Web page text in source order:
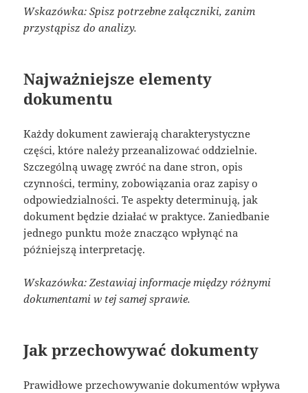
Wskazówka: Spisz potrzebne załączniki, zanim
przystąpisz do analizy.
Najważniejsze elementy
dokumentu
Każdy dokument zawierają charakterystyczne
części, które należy przeanalizować oddzielnie.
Szczególną uwagę zwróć na dane stron, opis
czynności, terminy, zobowiązania oraz zapisy o
odpowiedzialności. Te aspekty determinują, jak
dokument będzie działać w praktyce. Zaniedbanie
jednego punktu może znacząco wpłynąć na
późniejszą interpretację.
Wskazówka: Zestawiaj informacje między różnymi
dokumentami w tej samej sprawie.
Jak przechowywać dokumenty
Prawidłowe przechowywanie dokumentów wpływa